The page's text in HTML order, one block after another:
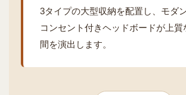
3タイプの大型収納を配置し、モダ
コンセント付きヘッドボードが上質
間を演出します。